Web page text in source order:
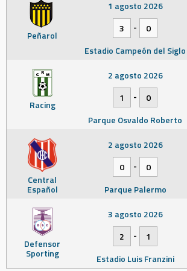
Peñarol
1 agosto 2026
3
-
0
Estadio Campeón del Siglo
Racing
2 agosto 2026
1
-
0
Parque Osvaldo Roberto
Central
Español
2 agosto 2026
0
-
0
Parque Palermo
Defensor
Sporting
3 agosto 2026
2
-
1
Estadio Luis Franzini